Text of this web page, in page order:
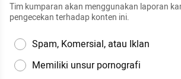
Tim kumparan akan menggunakan laporan
pengecekan terhadap konten ini.
Spam, Komersial, atau Iklan
Memiliki unsur pornografi